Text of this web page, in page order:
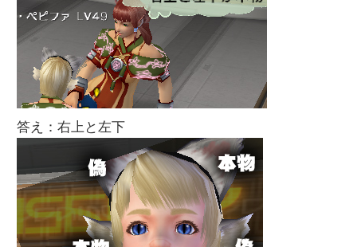
答え：右上と左下